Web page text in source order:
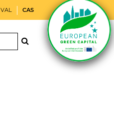
VAL CAS